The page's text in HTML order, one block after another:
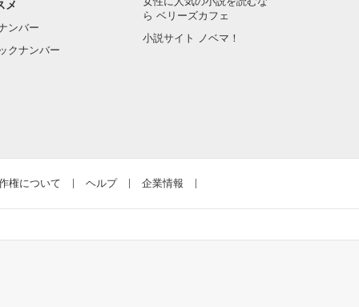
メ
ンバー
クナンバー
ら ベリーズカフェ
小説サイト ノベマ！
権について ヘルプ 企業情報